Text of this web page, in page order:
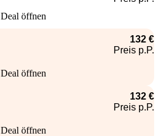
Deal öffnen
132 €
Preis p.P.
Deal öffnen
132 €
Preis p.P.
Deal öffnen